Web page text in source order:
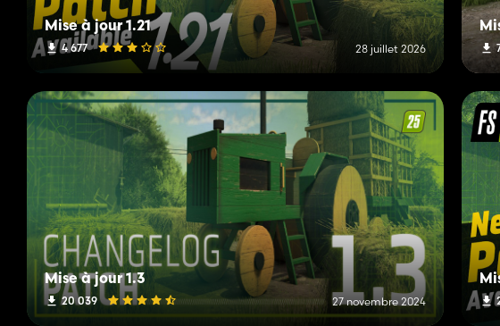
Mise à jour 1.21
4 677 28 juillet 2026
Mise à jour 1.3
20 039 27 novembre 2024